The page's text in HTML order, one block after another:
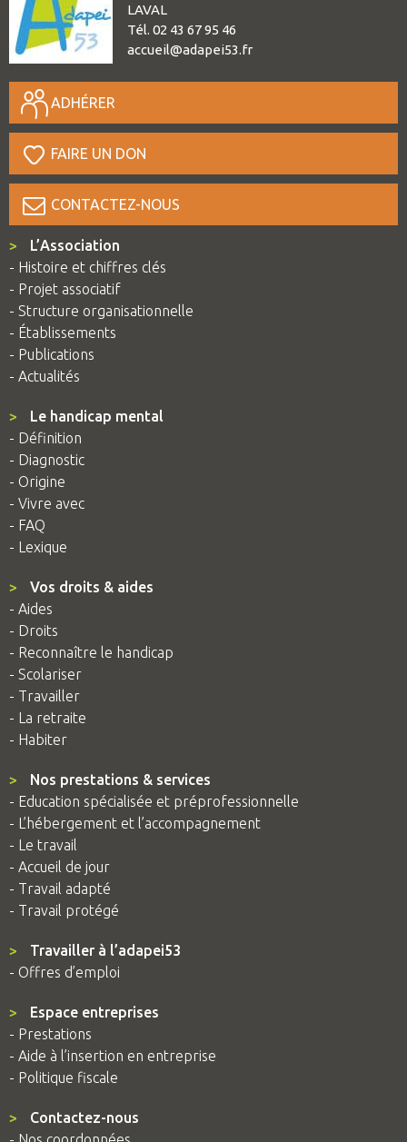
LAVAL
Tél. 02 43 67 95 46
accueil@adapei53.fr
ADHÉRER
FAIRE UN DON
CONTACTEZ-NOUS
>
L’Association
- Histoire et chiffres clés
- Projet associatif
- Structure organisationnelle
- Établissements
- Publications
- Actualités
>
Le handicap mental
- Définition
- Diagnostic
- Origine
- Vivre avec
- FAQ
- Lexique
>
Vos droits & aides
- Aides
- Droits
- Reconnaître le handicap
- Scolariser
- Travailler
- La retraite
- Habiter
>
Nos prestations & services
- Education spécialisée et préprofessionnelle
- L’hébergement et l’accompagnement
- Le travail
- Accueil de jour
- Travail adapté
- Travail protégé
>
Travailler à l’adapei53
- Offres d’emploi
>
Espace entreprises
- Prestations
- Aide à l’insertion en entreprise
- Politique fiscale
>
Contactez-nous